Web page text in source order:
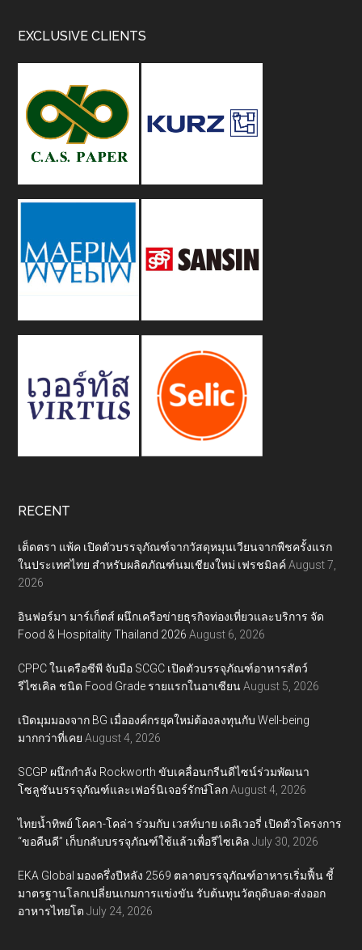
Footer
EXCLUSIVE CLIENTS
RECENT
เต็ดตรา แพ้ค เปิดตัวบรรจุภัณฑ์จากวัสดุหมุนเวียนจากพืชครั้งแรก
ในประเทศไทย สำหรับผลิตภัณฑ์นมเชียงใหม่ เฟรชมิลค์ August 7,
2026
อินฟอร์มา มาร์เก็ตส์ ผนึกเครือข่ายธุรกิจท่องเที่ยวและบริการ จัด
Food & Hospitality Thailand 2026 August 6, 2026
CPPC ในเครือซีพี จับมือ SCGC เปิดตัวบรรจุภัณฑ์อาหารสัตว์
รีไซเคิล ชนิด Food Grade รายแรกในอาเซียน August 5, 2026
เปิดมุมมองจาก BG เมื่อองค์กรยุคใหม่ต้องลงทุนกับ Well-being
มากกว่าที่เคย August 4, 2026
SCGP ผนึกกำลัง Rockworth ขับเคลื่อนกรีนดีไซน์ร่วมพัฒนา
โซลูชันบรรจุภัณฑ์และเฟอร์นิเจอร์รักษ์โลก August 4, 2026
ไทยน้ำทิพย์ โคคา-โคล่า ร่วมกับ เวสท์บาย เดลิเวอรี่ เปิดตัวโครงการ
“ขอคืนดี” เก็บกลับบรรจุภัณฑ์ใช้แล้วเพื่อรีไซเคิล July 30, 2026
EKA Global มองครึ่งปีหลัง 2569 ตลาดบรรจุภัณฑ์อาหารเริ่มฟื้น ชี้
มาตรฐานโลกเปลี่ยนเกมการแข่งขัน รับต้นทุนวัตถุดิบลด-ส่งออก
อาหารไทยโต July 24, 2026